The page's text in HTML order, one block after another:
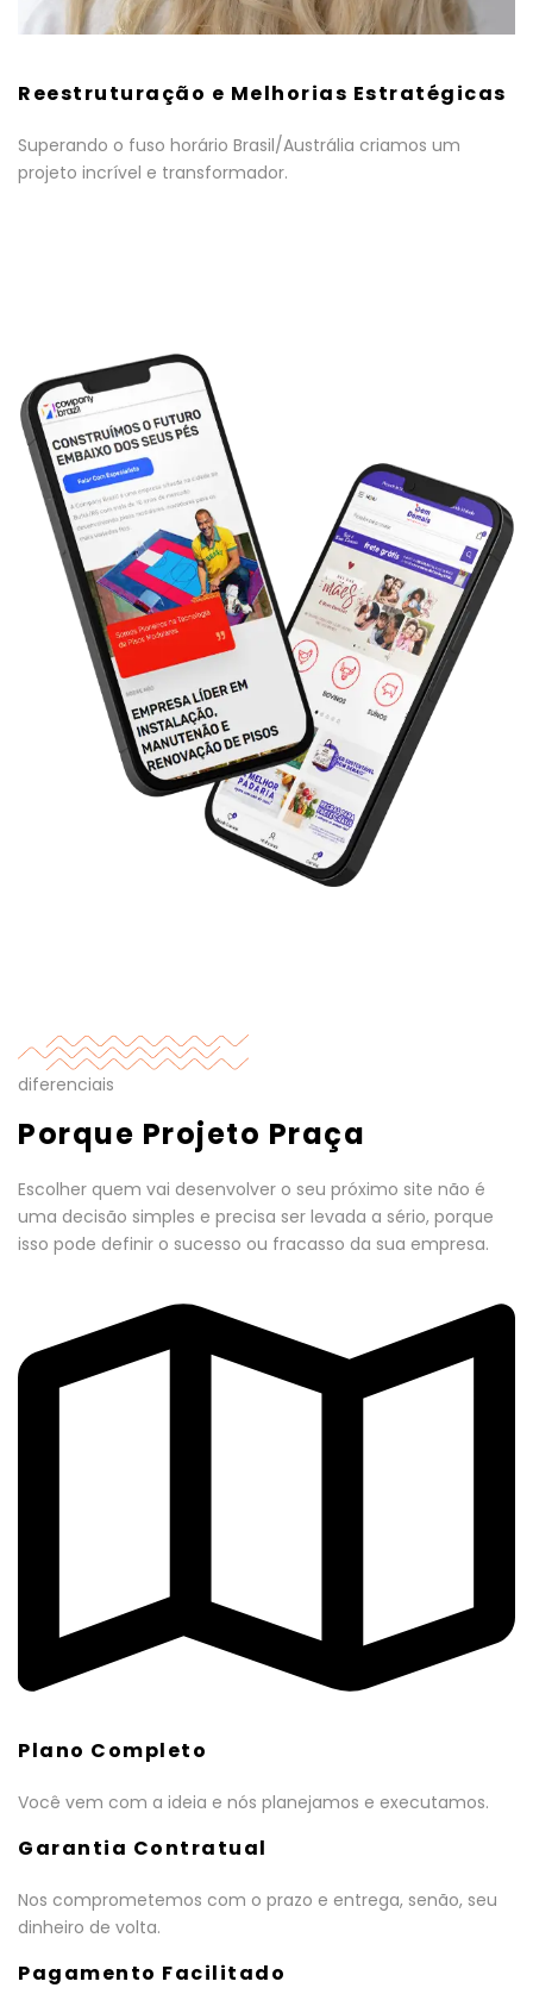
Reestruturação e Melhorias Estratégicas
Superando o fuso horário Brasil/Austrália criamos um
projeto incrível e transformador.
diferenciais
Porque Projeto Praça
Escolher quem vai desenvolver o seu próximo site não é
uma decisão simples e precisa ser levada a sério, porque
isso pode definir o sucesso ou fracasso da sua empresa.
Plano Completo
Você vem com a ideia e nós planejamos e executamos.
Garantia Contratual
Nos comprometemos com o prazo e entrega, senão, seu
dinheiro de volta.
Pagamento Facilitado